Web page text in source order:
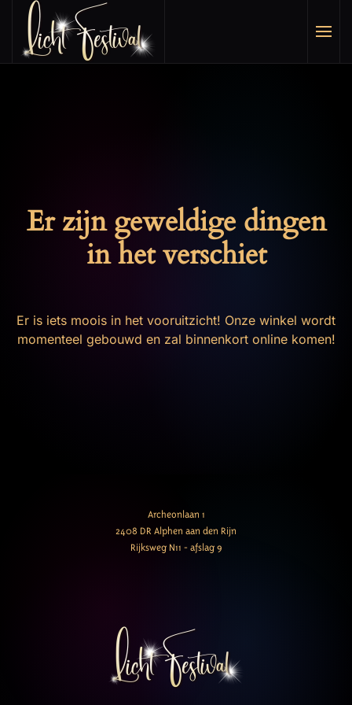
Overslaan en naar de inhoud gaan
Er zijn geweldige dingen
in het verschiet
Er is iets moois in het vooruitzicht! Onze winkel wordt
momenteel gebouwd en zal binnenkort online komen!
Archeonlaan 1
2408 DR Alphen aan den Rijn
Rijksweg N11 - afslag 9